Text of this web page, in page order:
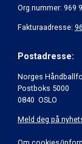
Org.nummer: 969
Fakturaadresse:
Postadresse:
Norges
Postboks 5000
0840 OSLO
Meld deg på